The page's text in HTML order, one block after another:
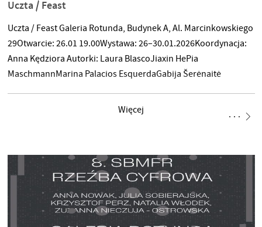
Uczta / Feast
Uczta / Feast Galeria Rotunda, Budynek A, Al. Marcinkowskiego
29Otwarcie: 26.01 19.00Wystawa: 26–30.01.2026Koordynacja:
Anna Kędziora Autorki: Laura BlascoJiaxin HePia
MaschmannMarina Palacios EsquerdaGabija Šerėnaitė
Więcej